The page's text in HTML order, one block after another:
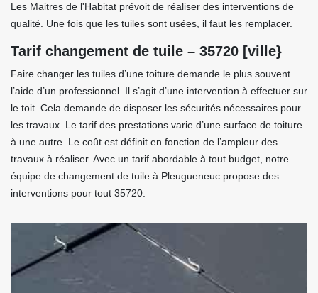
Les Maitres de l'Habitat prévoit de réaliser des interventions de
qualité. Une fois que les tuiles sont usées, il faut les remplacer.
Tarif changement de tuile – 35720 [ville}
Faire changer les tuiles d’une toiture demande le plus souvent
l’aide d’un professionnel. Il s’agit d’une intervention à effectuer sur
le toit. Cela demande de disposer les sécurités nécessaires pour
les travaux. Le tarif des prestations varie d’une surface de toiture
à une autre. Le coût est définit en fonction de l’ampleur des
travaux à réaliser. Avec un tarif abordable à tout budget, notre
équipe de changement de tuile à Pleugueneuc propose des
interventions pour tout 35720.